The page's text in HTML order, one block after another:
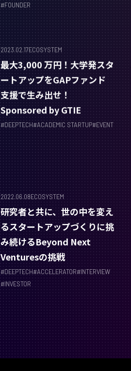
#FOUNDER
2023.02.17ECOSYSTEM
最大3,000 万円！大学発スタ
ートアップをGAPファンド
支援で生み出せ！
Sponsored by GTIE
#DEEPTECH#ACADEMIC STARTUP#EVENT
2022.06.08ECOSYSTEM
研究者と共に、世の中を変え
るスタートアップづくりに挑
み続けるBeyond Next
Venturesの挑戦 ​
#DEEPTECH#ACCELERATOR#INTERVIEW
#INVESTOR